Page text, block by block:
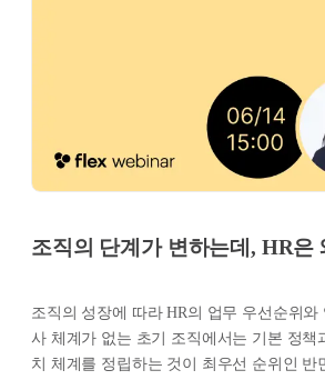
조직의 단계가 변하는데, HR은
조직의 성장에 따라 HR의 업무 우선순위
사 체계가 없는 초기 조직에서는 기본 정책
치 체계를 정립하는 것이 최우선 순위인 반